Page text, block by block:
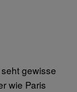
gewisse
wie Paris